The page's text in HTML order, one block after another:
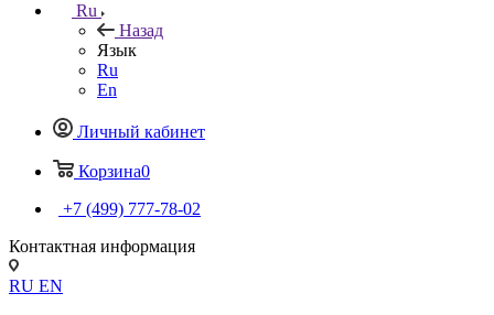
Ru
Назад
Язык
Ru
En
Личный кабинет
Корзина0
+7 (499) 777-78-02
Контактная информация
RU EN